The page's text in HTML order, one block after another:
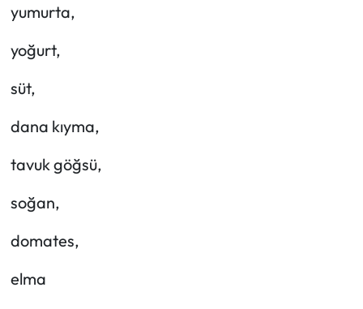
yumurta,
yoğurt,
süt,
dana kıyma,
tavuk göğsü,
soğan,
domates,
elma